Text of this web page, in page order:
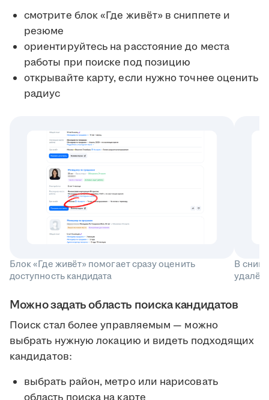
смотрите блок «Где живёт» в сниппете и
резюме
ориентируйтесь на расстояние до места
работы при поиске под позицию
открывайте карту, если нужно точнее оценить
радиус
Блок «Где живёт» помогает сразу оценить
доступность кандидата
В
Можно задать область поиска кандидатов
Поиск стал более управляемым — можно
выбрать нужную локацию и видеть подходящих
кандидатов:
выбрать район, метро или нарисовать